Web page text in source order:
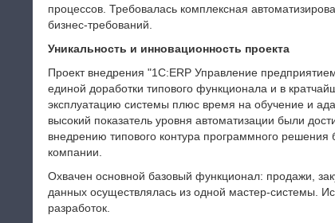
процессов. Требовалась комплексная
бизнес-требований.
Уникальность и инновационность проекта
Проект внедрения "1С:ERP Управление
единой доработки типового функционала и в
эксплуатацию системы плюс время на обучение и
высокий показатель уровня автоматизации были
внедрению типового контура программного решения
компании.
Охвачен основной базовый функционал: продажи,
данных осуществлялась из одной мастер-системы.
разработок.